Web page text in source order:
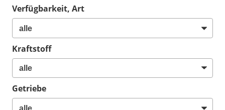
Verfügbarkeit, Art
Kraftstoff
Getriebe